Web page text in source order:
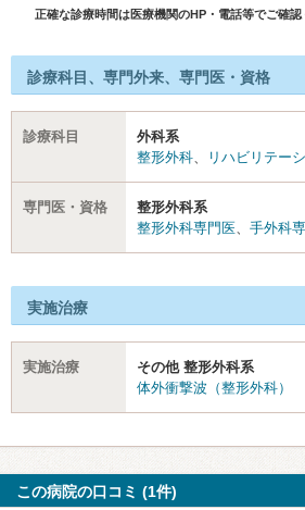
正確な診療時間は医療機関のHP・電話等でご確認
診療科目、専門外来、専門医・資格
診療科目
外科系
整形外科、 リハビリテー
専門医・資格
整形外科系
整形外科専門医、 手外科
実施治療
実施治療
その他 整形外科系
体外衝撃波（整形外科）
この病院の口コミ (1件)